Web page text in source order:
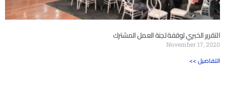
التقرير الخبري لوقفة لجنة العمل المشترك
November 17, 2020
<< التفاصيل